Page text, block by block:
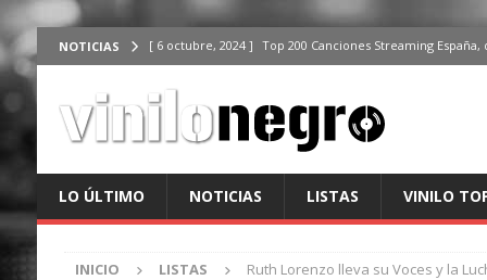
NOTICIAS [ 6 octubre, 2024 ] Top 200 Canciones Streaming
[ 3 octubre, 2024 ] Top 100 Artistas Españoles
[ 2 octubre, 2024 ] Top 100 Artistas Internacionales
ÚLTIMO
[ 6 octubre, 2024 ] Top 200 Canciones España, del 30 de
LO ÚLTIMO NOTICIAS LISTAS VINILO
INICIO LISTAS
Ruth Lorenzo lleva su Voces y la